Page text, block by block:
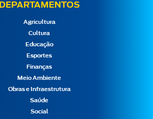
DEPARTAMENTOS
Agricultura
Cultura
Educação
Esportes
Finanças
Meio Ambiente
Obras e Infraestrutura
Saúde
Social